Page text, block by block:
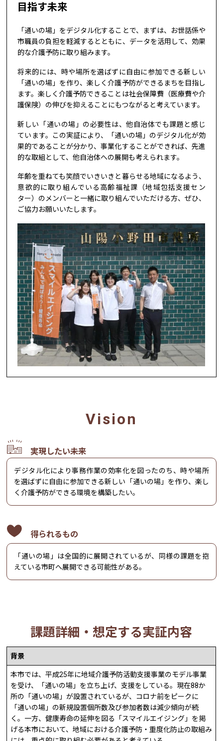
目指す未来
「通いの場」をデジタル化することで、まずは、お世話係や
市職員の負担を軽減するとともに、データを活用して、効果
的な介護予防に取り組みます。
将来的には、時や場所を選ばずに自由に参加できる新しい
「通いの場」を作り、楽しく介護予防ができるまちを目指し
ます。楽しく介護予防できることは社会保障費（医療費や介
護保険）の伸びを抑えることにもつながると考えています。
新しい「通いの場」の必要性は、他自治体でも課題と感じ
ています。この実証により、「通いの場」のデジタル化が効
果的であることが分かり、事業化することができれば、先進
的な取組として、他自治体への展開も考えられます。
年齢を重ねても笑顔でいきいきと暮らせる地域になるよう、
意欲的に取り組んでいる高齢福祉課（地域包括支援セン
ター）のメンバーと一緒に取り組んでいただける方、ぜひ、
ご協力お願いいたします。
Vision
実現したい未来
デジタル化により事務作業の効率化を図ったのち、時や場所
を選ばずに自由に参加できる新しい「通いの場」を作り、楽し
く介護予防ができる環境を構築したい。
得られるもの
「通いの場」は全国的に展開されているが、同様の課題を抱
えている市町へ展開できる可能性がある。
課題詳細・想定する実証内容
背景
本市では、平成25年に地域介護予防活動支援事業のモデル事業
を受け、「通いの場」を立ち上げ、支援をしている。現在88か
所の「通いの場」が設置されているが、コロナ前をピークに
「通いの場」の新規設置個所数及び参加者数は減少傾向が続
く。一方、健康寿命の延伸を図る「スマイルエイジング」を掲
げる本市において、地域における介護予防・重度化防止の取組み